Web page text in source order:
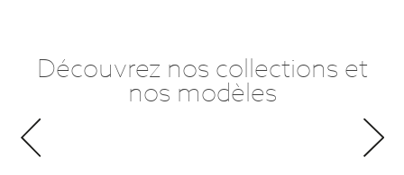
Découvrez nos collections et
nos modèles